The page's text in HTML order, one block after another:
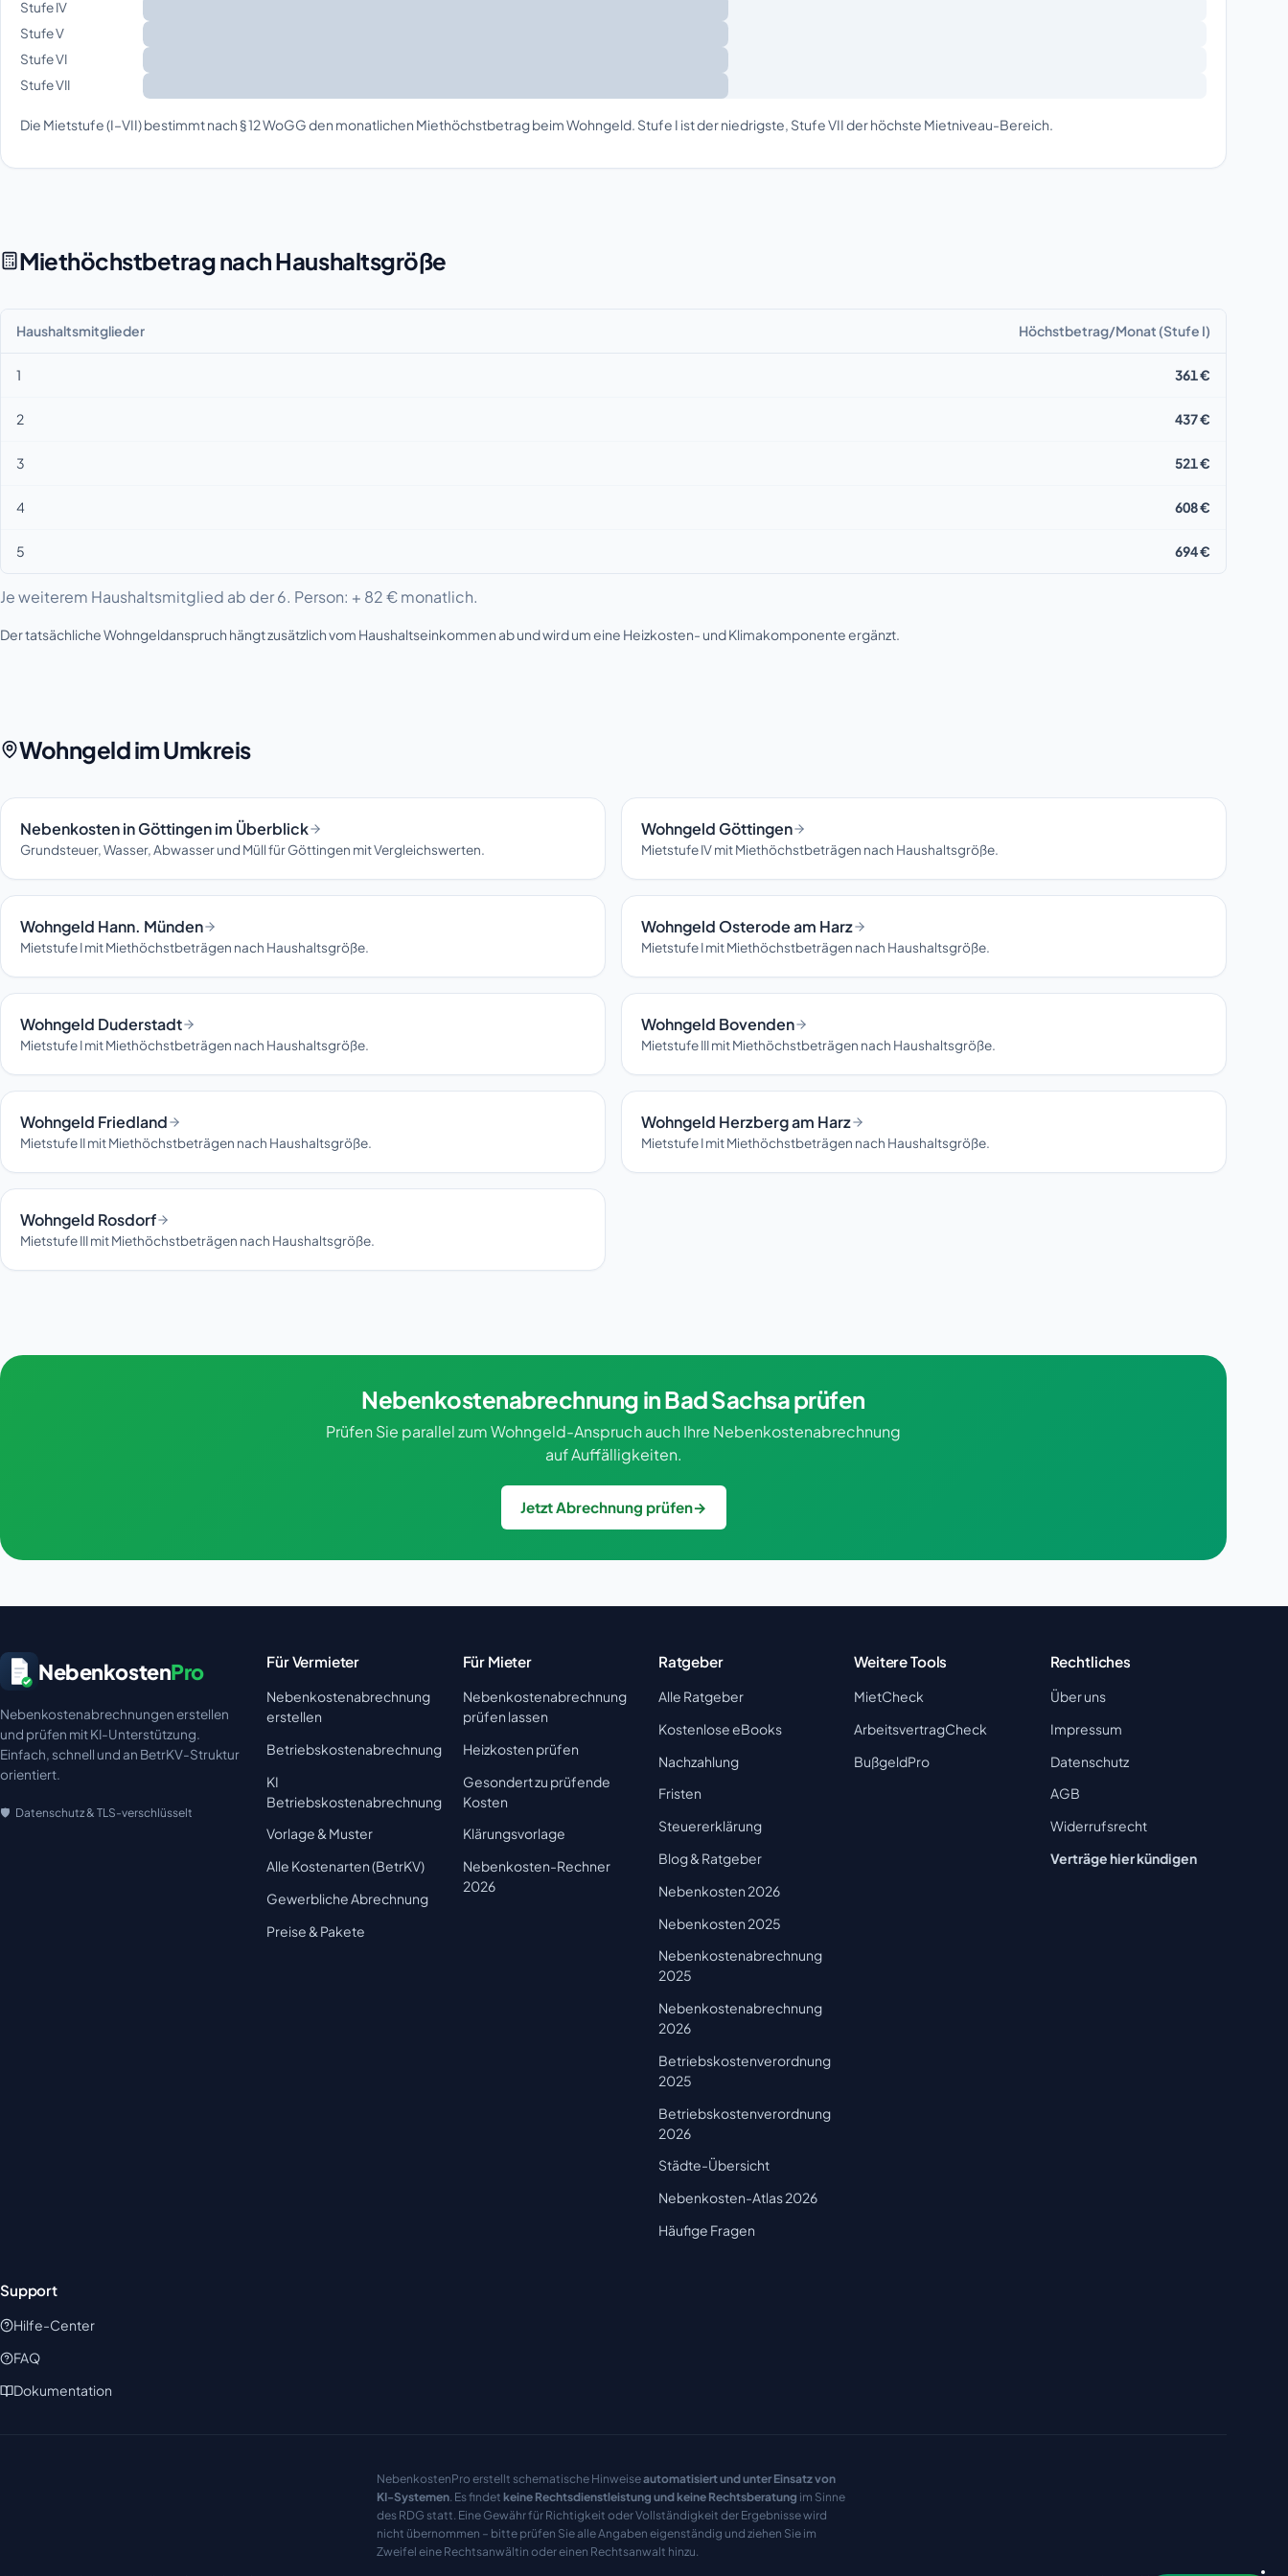
Stufe IV
Stufe V
Stufe VI
Stufe VII
Die Mietstufe (I–VII) bestimmt nach § 12 WoGG den monatlichen Miethöchstbetrag beim Wohngeld. Stufe I ist der niedrigste, Stufe VII der höchste Mietniveau-Bereich.
Miethöchstbetrag nach Haushaltsgröße
Haushaltsmitglieder Höchstbetrag/Monat (Stufe I)
1 361 €
2 437 €
3 521 €
4 608 €
5 694 €
Je weiterem Haushaltsmitglied ab der 6. Person: + 82 € monatlich.
Der tatsächliche Wohngeldanspruch hängt zusätzlich vom Haushaltseinkommen ab und wird um eine Heizkosten- und Klimakomponente ergänzt.
Wohngeld im Umkreis
Nebenkosten in Göttingen im Überblick
Grundsteuer, Wasser, Abwasser und Müll für Göttingen mit Vergleichswerten.
Wohngeld Göttingen
Mietstufe IV mit Miethöchstbeträgen nach Haushaltsgröße.
Wohngeld Hann. Münden
Mietstufe I mit Miethöchstbeträgen nach Haushaltsgröße.
Wohngeld Osterode am Harz
Mietstufe I mit Miethöchstbeträgen nach Haushaltsgröße.
Wohngeld Duderstadt
Mietstufe I mit Miethöchstbeträgen nach Haushaltsgröße.
Wohngeld Bovenden
Mietstufe III mit Miethöchstbeträgen nach Haushaltsgröße.
Wohngeld Friedland
Mietstufe II mit Miethöchstbeträgen nach Haushaltsgröße.
Wohngeld Herzberg am Harz
Mietstufe I mit Miethöchstbeträgen nach Haushaltsgröße.
Wohngeld Rosdorf
Mietstufe III mit Miethöchstbeträgen nach Haushaltsgröße.
Nebenkostenabrechnung in Bad Sachsa prüfen
Prüfen Sie parallel zum Wohngeld-Anspruch auch Ihre Nebenkostenabrechnung
auf Auffälligkeiten.
Jetzt Abrechnung prüfen→
NebenkostenPro
Nebenkostenabrechnungen erstellen
und prüfen mit KI-Unterstützung.
Einfach, schnell und an BetrKV-Struktur
orientiert.
Datenschutz & TLS-verschlüsselt
Für Vermieter
Nebenkostenabrechnung
erstellen
Betriebskostenabrechnung
KI
Betriebskostenabrechnung
Vorlage & Muster
Alle Kostenarten (BetrKV)
Gewerbliche Abrechnung
Preise & Pakete
Für Mieter
Nebenkostenabrechnung
prüfen lassen
Heizkosten prüfen
Gesondert zu prüfende
Kosten
Klärungsvorlage
Nebenkosten-Rechner
2026
Ratgeber
Alle Ratgeber
Kostenlose eBooks
Nachzahlung
Fristen
Steuererklärung
Blog & Ratgeber
Nebenkosten 2026
Nebenkosten 2025
Nebenkostenabrechnung
2025
Nebenkostenabrechnung
2026
Betriebskostenverordnung
2025
Betriebskostenverordnung
2026
Städte-Übersicht
Nebenkosten-Atlas 2026
Häufige Fragen
Weitere Tools
MietCheck
ArbeitsvertragCheck
BußgeldPro
Rechtliches
Über uns
Impressum
Datenschutz
AGB
Widerrufsrecht
Verträge hier kündigen
Support
Hilfe-Center
FAQ
Dokumentation
NebenkostenPro erstellt schematische Hinweiseautomatisiert und unter Einsatz von
KI-Systemen. Es findet keine Rechtsdienstleistung und keine Rechtsberatung im Sinne
des RDG statt. Eine Gewähr für Richtigkeit oder Vollständigkeit der Ergebnisse wird
nicht übernommen – bitte prüfen Sie alle Angaben eigenständig und ziehen Sie im
Zweifel eine Rechtsanwältin oder einen Rechtsanwalt hinzu.